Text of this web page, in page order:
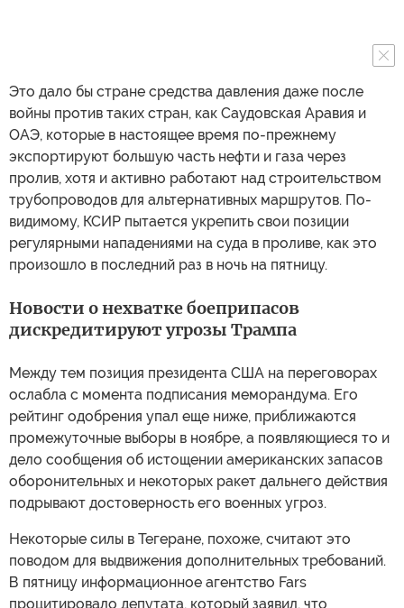
Это дало бы стране средства давления даже после
войны против таких стран, как Саудовская Аравия и
ОАЭ, которые в настоящее время по-прежнему
экспортируют большую часть нефти и газа через
пролив, хотя и активно работают над строительством
трубопроводов для альтернативных маршрутов. По-
видимому, КСИР пытается укрепить свои позиции
регулярными нападениями на суда в проливе, как это
произошло в последний раз в ночь на пятницу.
Новости о нехватке боеприпасов
дискредитируют угрозы Трампа
Между тем позиция президента США на переговорах
ослабла с момента подписания меморандума. Его
рейтинг одобрения упал еще ниже, приближаются
промежуточные выборы в ноябре, а появляющиеся то и
дело сообщения об истощении американских запасов
оборонительных и некоторых ракет дальнего действия
подрывают достоверность его военных угроз.
Некоторые силы в Тегеране, похоже, считают это
поводом для выдвижения дополнительных требований.
В пятницу информационное агентство Fars
процитировало депутата, который заявил, что